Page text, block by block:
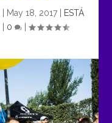
May 18, 2017
ESTÁ
0